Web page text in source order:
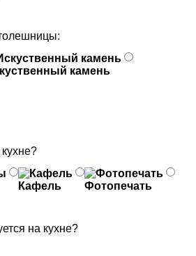
камень
Кафель
Фотопечать
на кухне?